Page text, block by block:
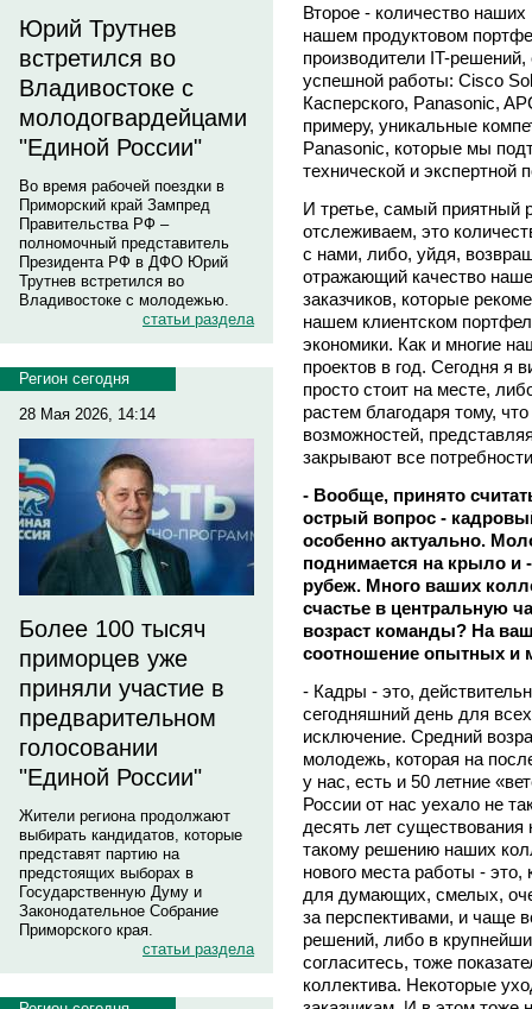
Юрий Трутнев
встретился во
Владивостоке с
молодогвардейцами
"Единой России"
Во время рабочей поездки в
Приморский край Зампред
Правительства РФ –
полномочный представитель
Президента РФ в ДФО Юрий
Трутнев встретился во
Владивостоке с молодежью.
статьи раздела
Регион сегодня
28 Мая 2026, 14:14
Более 100 тысяч
приморцев уже
приняли участие в
предварительном
голосовании
"Единой России"
Жители региона продолжают
выбирать кандидатов, которые
представят партию на
предстоящих выборах в
Государственную Думу и
Законодательное Собрание
Приморского края.
статьи раздела
Второе - количество
нашем продуктовом
производители IT-
успешной работы: Cisco
Касперского, Panasonic,
примеру, уникальные
Panasonic, которые мы
технической и экспертной
И третье, самый приятный
отслеживаем, это
с нами, либо, уйдя,
отражающий качество
заказчиков, которые
нашем клиентском
экономики. Как и многие
проектов в год. Сегодня я
просто стоит на месте,
растем благодаря тому,
возможностей,
закрывают все
- Вообще, принято
острый вопрос -
особенно актуально.
поднимается на крыло и
рубеж. Много ваших
счастье в центральную
возраст команды? На
соотношение опытных и
- Кадры - это,
сегодняшний день для
исключение. Средний
молодежь, которая на
у нас, есть и 50 летние
России от нас уехало не
десять лет
такому решению наших
нового места работы -
для думающих, смелых,
за перспективами, и чаще
решений, либо в
согласитесь, тоже
коллектива. Некоторые